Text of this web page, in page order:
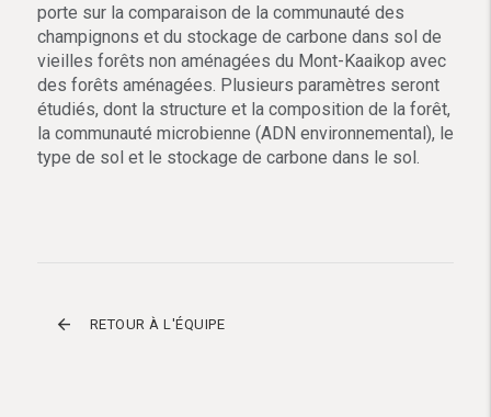
porte sur la comparaison de la communauté des
champignons et du stockage de carbone dans sol de
vieilles forêts non aménagées du Mont-Kaaikop avec
des forêts aménagées. Plusieurs paramètres seront
étudiés, dont la structure et la composition de la forêt,
la communauté microbienne (ADN environnemental), le
type de sol et le stockage de carbone dans le sol.
arrow_back RETOUR À L'ÉQUIPE